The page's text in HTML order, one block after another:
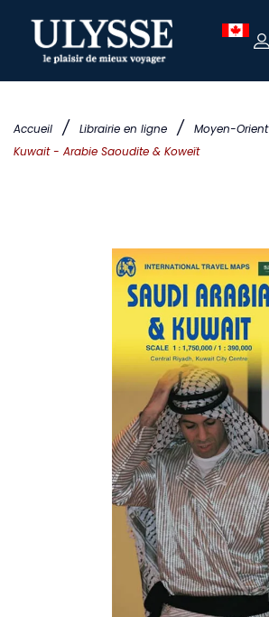
Accueil / Librairie en ligne / Moyen-Orient
Kuwait - Arabie Saoudite & Koweït